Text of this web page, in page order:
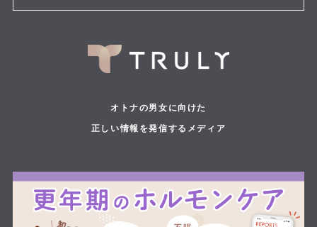
オトナの男女に向けた
正しい情報を発信するメディア